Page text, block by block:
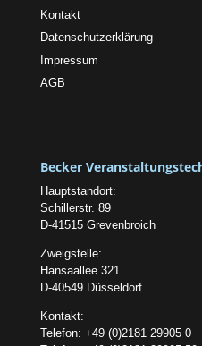
Kontakt
Datenschutzerklärung
Impressum
AGB
Becker
Hauptstandort:
Schillerstr. 89
D-41515 Grevenbroich
Zweigstelle:
Hansaallee 321
D-40549 Düsseldorf
Kontakt:
Telefon: +49 (0)2181 29905 0